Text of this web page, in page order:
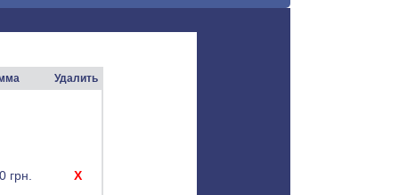
Удалить
грн. X